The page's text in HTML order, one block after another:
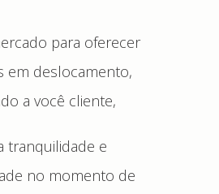
para oferecer
em deslocamento,
a você cliente,
tranquilidade e
no momento de